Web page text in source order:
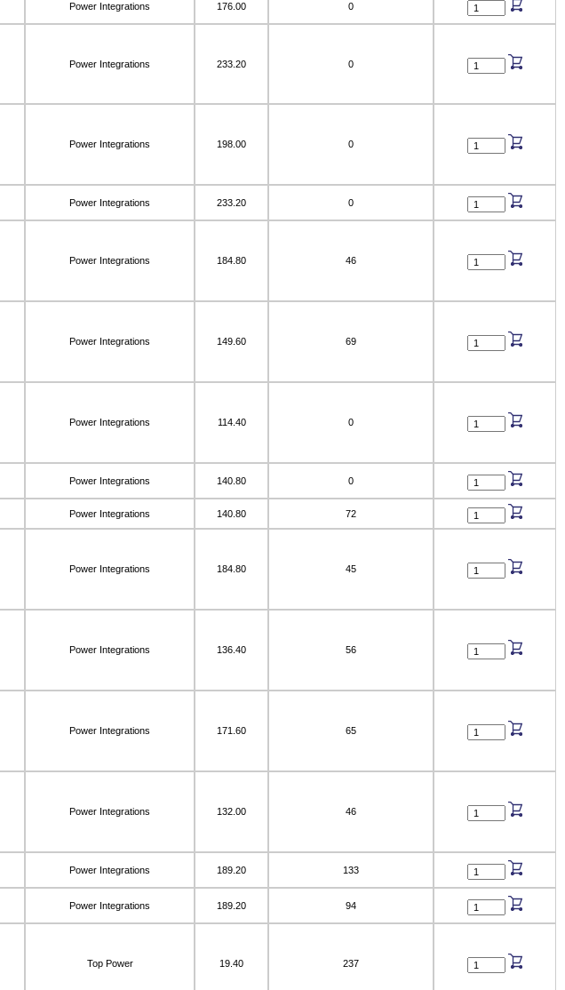
Power Integrations 176.00 0
Power Integrations 233.20 0
Power Integrations 198.00 0
Power Integrations 233.20 0
Power Integrations 184.80 46
Power Integrations 149.60 69
Power Integrations 114.40 0
Power Integrations 140.80 0
Power Integrations 140.80 72
Power Integrations 184.80 45
Power Integrations 136.40 56
Power Integrations 171.60 65
Power Integrations 132.00 46
Power Integrations 189.20 133
Power Integrations 189.20 94
Top Power 19.40 237